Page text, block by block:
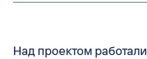
Над проектом работали